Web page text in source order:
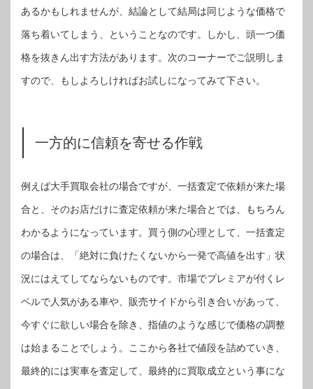
あるかもしれませんが、結論として結局は同じような価格で
落ち着いてしまう、ということなのです。しかし、頭一つ価
格を抜きん出す方法があります。次のコーナーでご説明しま
すので、もしよろしければお試しになってみて下さい。
一方的に信頼を寄せる作戦
例えば大手買取会社の場合ですが、一括査定で依頼が来た場
合と、そのお店だけに査定依頼が来た場合とでは、もちろん
わかるようになっています。買う側の心理として、一括査定
の場合は、「絶対に負けたくないから一発で高値を出す」状
況にはえてしてならないものです。市場でプレミアが付くレ
ベルで人気がある車や、販売サイドから引き合いがあって、
今すぐに欲しい場合を除き、指値のような感じで価格の調整
は始まることでしょう。ここから各社で値段を詰めていき、
最終的には実車を査定して、最終的に買取成立という事にな